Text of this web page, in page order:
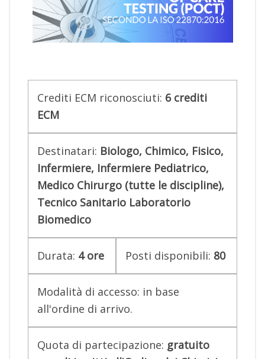
Crediti ECM riconosciuti: 6 crediti
ECM
Destinatari: Biologo, Chimico, Fisico,
Infermiere, Infermiere Pediatrico,
Medico Chirurgo (tutte le discipline),
Tecnico Sanitario Laboratorio
Biomedico
Durata: 4 ore Posti disponibili: 80
Modalità di accesso: in base
all'ordine di arrivo.
Quota di partecipazione: gratuito